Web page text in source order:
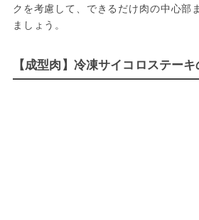
クを考慮して、できるだけ肉の中心部
ましょう。
【成型肉】冷凍サイコロステー